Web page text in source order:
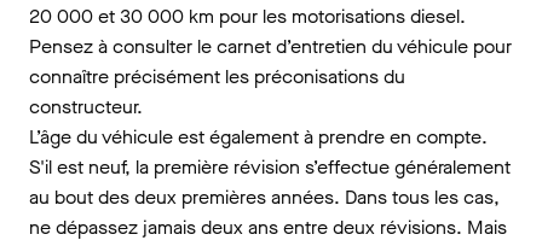
20 000 et 30 000 km pour les motorisations diesel.
Pensez à consulter le carnet d’entretien du véhicule pour
connaître précisément les préconisations du
constructeur.
L’âge du véhicule est également à prendre en compte.
S'il est neuf, la première révision s’effectue généralement
au bout des deux premières années. Dans tous les cas,
ne dépassez jamais deux ans entre deux révisions. Mais